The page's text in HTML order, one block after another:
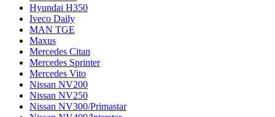
Hyundai H350
Iveco Daily
MAN TGE
Maxus
Mercedes Citan
Mercedes Sprinter
Mercedes Vito
Nissan NV200
Nissan NV250
Nissan NV300/Primastar